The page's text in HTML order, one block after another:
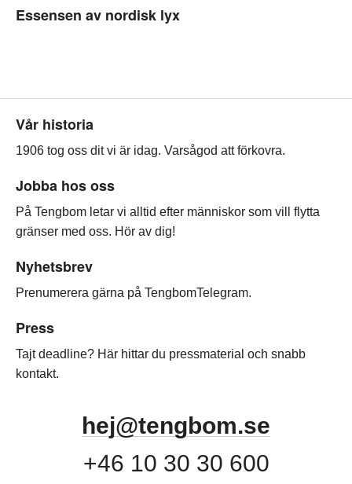
Essensen av nordisk lyx
Sidfot
Vår historia
1906 tog oss dit vi är idag. Varsågod att förkovra.
Jobba hos oss
På Tengbom letar vi alltid efter människor som vill flytta
gränser med oss. Hör av dig!
Nyhetsbrev
Prenumerera gärna på TengbomTelegram.
Press
Tajt deadline? Här hittar du pressmaterial och snabb
kontakt.
hej@tengbom.se
+46 10 30 30 600